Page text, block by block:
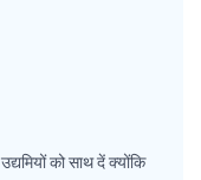
को साथ दें क्योंकि